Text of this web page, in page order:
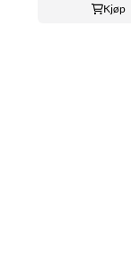
Kjøp